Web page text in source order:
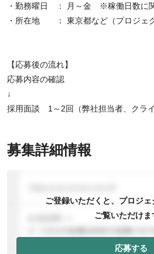
・勤務曜日 ： 月～金 ※稼働日数に
・所在地 ： 東京都など（プロジェク
【応募後の流れ】
応募内容の確認
↓
採用面談 1～2回（弊社担当者、クライ
募集詳細情報
ご登録いただくと、プロジ
ご覧いただけま
応募する